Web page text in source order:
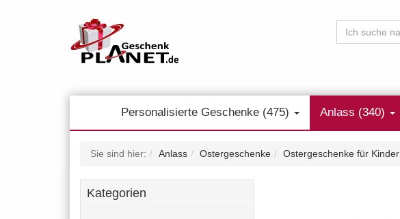
Personalisierte Geschenke (475) Anlass (340)
Sie sind hier: Anlass Ostergeschenke Ostergeschenke für Kinder
Kategorien